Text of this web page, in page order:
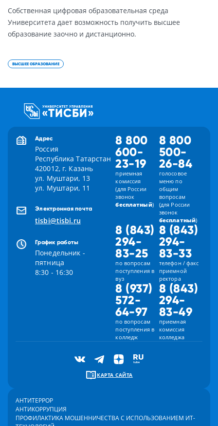
Собственная цифровая образовательная среда
Университета дает возможность получить высшее
образование заочно и дистанционно.
ВЫСШЕЕ ОБРАЗОВАНИЕ
Адрес
Россия
Республика Татарстан
420012, г. Казань
ул. Муштари, 13
ул. Муштари, 11
Электронная почта
tisbi@tisbi.ru
График работы
Понедельник -
пятница
8:30 - 16:30
8 800
600-
23-19
приемная
комиссия
(для России
звонок
бесплатный)
8 800
500-
26-84
голосовое
меню по
общим
вопросам
(для России
звонок
бесплатный)
8 (843)
294-
83-25
по вопросам
поступления в
вуз
8 (843)
294-
83-33
телефон / факс
приемной
ректора
8 (937)
572-
64-97
по вопросам
поступления в
колледж
8 (843)
294-
83-49
приемная
комиссия
колледжа
КАРТА САЙТА
АНТИТЕРРОР
АНТИКОРРУПЦИЯ
ПРОФИЛАКТИКА МОШЕННИЧЕСТВА С ИСПОЛЬЗОВАНИЕМ ИТ-